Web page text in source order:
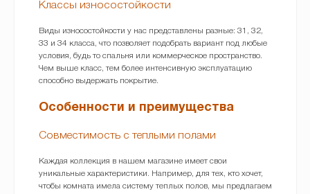
Классы износостойкости
Виды износостойкости у нас представлены разные: 31, 32,
33 и 34 класса, что позволяет подобрать вариант под любые
условия, будь то спальня или коммерческое пространство.
Чем выше класс, тем более интенсивную эксплуатацию
способно выдержать покрытие.
Особенности и преимущества
Совместимость с теплыми полами
Каждая коллекция в нашем магазине имеет свои
уникальные характеристики. Например, для тех, кто хочет,
чтобы комната имела систему теплых полов, мы предлагаем